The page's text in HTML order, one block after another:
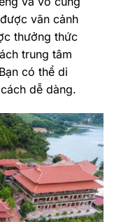
vãn cảnh
thưởng thức
trung tâm
có thể di
dễ dàng.